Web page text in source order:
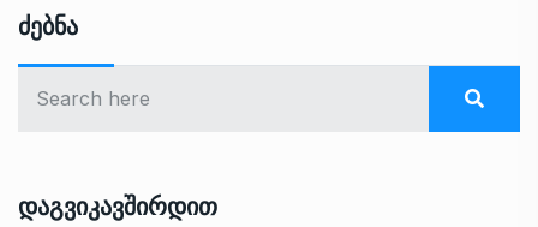
Ძებნა
Დაგვიკავშირდით